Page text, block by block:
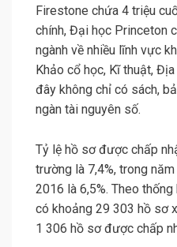
Firestone chứa 4 triệu
chính, Đại học Princeton
ngành về nhiều lĩnh vực
Khảo cổ học, Kĩ thuật,
đây không chỉ có sách,
ngàn tài nguyên số.
Tỷ lệ hồ sơ được chấp
trường là 7,4%, trong
2016 là 6,5%. Theo
có khoảng 29 303 hồ sơ
1 306 hồ sơ được chấp